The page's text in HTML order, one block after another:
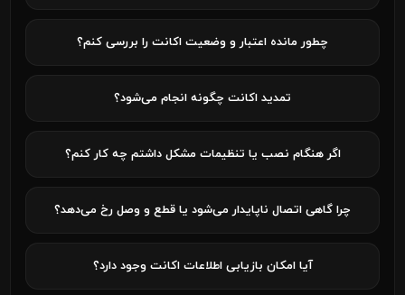
چطور مانده اعتبار و وضعیت اکانت را بررسی کنم؟
تمدید اکانت چگونه انجام می‌شود؟
اگر هنگام نصب یا تنظیمات مشکل داشتم چه کار کنم؟
چرا گاهی اتصال ناپایدار می‌شود یا قطع و وصل رخ می‌دهد؟
آیا امکان بازیابی اطلاعات اکانت وجود دارد؟